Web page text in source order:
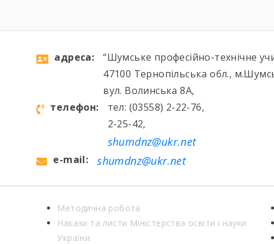
aдресa:
“Шумське професійно-технічне
47100 Тернопільська обл.,
вул. Волинська 8А,
телефон:
тел: (03558) 2-22-76,
2-25-42,
shumdnz@ukr.net
e-mail: shumdnz@ukr.net
Методична робота
Накази та листи Міністерства освіти і науки
України